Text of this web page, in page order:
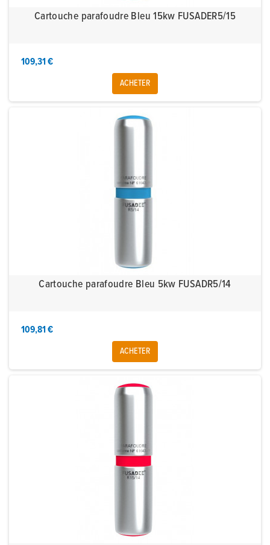
Cartouche parafoudre Bleu 15kw FUSADER5/15
109,31 €
ACHETER
Cartouche parafoudre Bleu 5kw FUSADR5/14
109,81 €
ACHETER